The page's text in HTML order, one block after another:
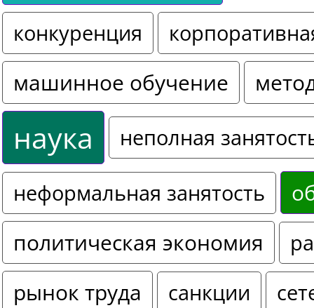
конкуренция
машинное обучение
наука
неполная
неформальная занятость
политическая экономия
рынок труда санкции